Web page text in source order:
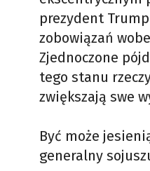
prezydent
zobowiązań
Zjednoczone
tego stanu
zwiększają swe
Być może
generalny